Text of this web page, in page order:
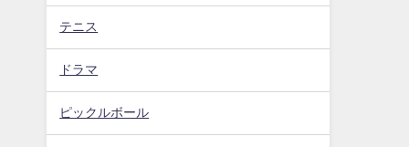
テニス
ドラマ
ピックルボール